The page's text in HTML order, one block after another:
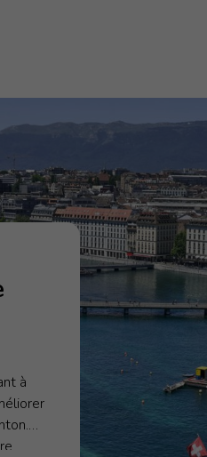
ACTIVITÉS
Actualités
Prise de positions
Etudes et analyses
à